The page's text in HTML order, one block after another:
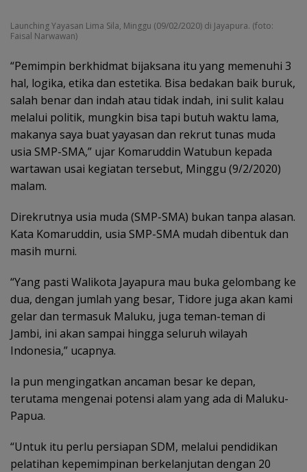
Launching Yayasan Lima Sila, Minggu (09/02/2020) di Jayapura. (foto:
Faisal Narwawan)
“Pemimpin berkhidmat bijaksana itu yang memenuhi 3
hal, logika, etika dan estetika. Bisa bedakan baik buruk,
salah benar dan indah atau tidak indah, ini sulit kalau
melalui politik, mungkin bisa tapi butuh waktu lama,
makanya saya buat yayasan dan rekrut tunas muda
usia SMP-SMA,” ujar Komaruddin Watubun kepada
wartawan usai kegiatan tersebut, Minggu (9/2/2020)
malam.
Direkrutnya usia muda (SMP-SMA) bukan tanpa alasan.
Kata Komaruddin, usia SMP-SMA mudah dibentuk dan
masih murni.
“Yang pasti Walikota Jayapura mau buka gelombang ke
dua, dengan jumlah yang besar, Tidore juga akan kami
gelar dan termasuk Maluku, juga teman-teman di
Jambi, ini akan sampai hingga seluruh wilayah
Indonesia,” ucapnya.
Ia pun mengingatkan ancaman besar ke depan,
terutama mengenai potensi alam yang ada di Maluku-
Papua.
“Untuk itu perlu persiapan SDM, melalui pendidikan
pelatihan kepemimpinan berkelanjutan dengan 20